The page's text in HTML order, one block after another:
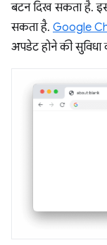
बटन दिख सकता है.
सकता है. Google
अपडेट होने की सुविधा